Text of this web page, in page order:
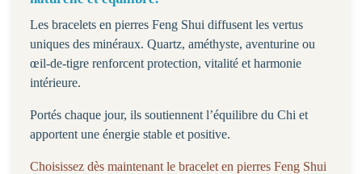
Les bracelets en pierres Feng Shui diffusent les vertus
uniques des minéraux. Quartz, améthyste, aventurine ou
œil-de-tigre renforcent protection, vitalité et harmonie
intérieure.
Portés chaque jour, ils soutiennent l’équilibre du Chi et
apportent une énergie stable et positive.
Choisissez dès maintenant le bracelet en pierres Feng Shui